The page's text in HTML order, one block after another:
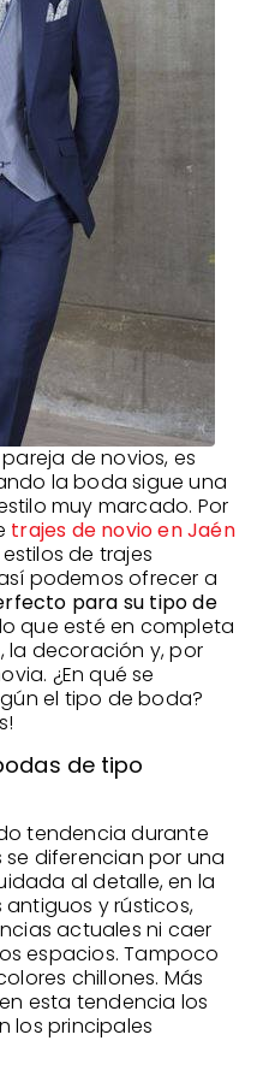
de novios, es
la boda sigue una
muy marcado. Por
trajes de novio en Jaén
de trajes
podemos ofrecer a
para su tipo de
que esté en completa
decoración y, por
¿En qué se
el tipo de boda?
de tipo
tendencia durante
diferencian por una
al detalle, en la
y rústicos,
actuales ni caer
espacios. Tampoco
chillones. Más
esta tendencia los
los principales